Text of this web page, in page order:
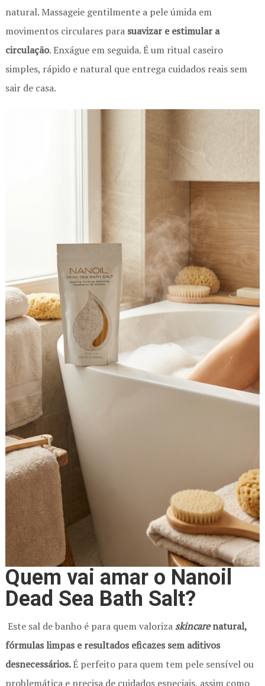
natural. Massageie gentilmente a pele úmida em
movimentos circulares para suavizar e estimular a
circulação. Enxágue em seguida. É um ritual caseiro
simples, rápido e natural que entrega cuidados reais sem
sair de casa.
Quem vai amar o Nanoil
Dead Sea Bath Salt?
Este sal de banho é para quem valoriza skincarenatural,
fórmulas limpas e resultados eficazes sem aditivos
desnecessários.É perfeito para quem tem pele sensível ou
problemática e precisa de cuidados especiais, assim como